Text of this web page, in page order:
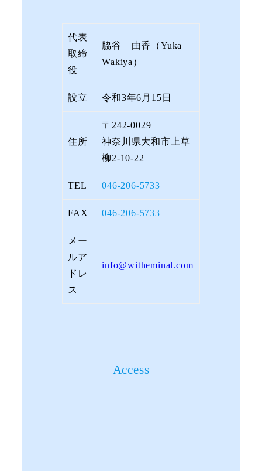
代表
取締
役
脇谷 由香（Yuka
Wakiya）
設立 令和3年6月15日
住所
〒242-0029
神奈川県大和市上草
柳2-10-22
TEL 046-206-5733
FAX 046-206-5733
メー
ルア
ドレ
ス
info@witheminal.com
Access